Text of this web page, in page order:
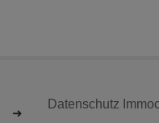
Datenschutz